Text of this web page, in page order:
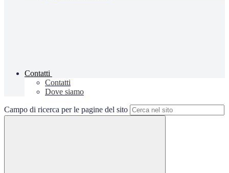
Contatti
Contatti
Dove siamo
Campo di ricerca per le pagine del sito